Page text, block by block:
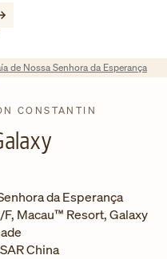
CONSTANTIN
da Esperança
Macau™ Resort, Galaxy
China
de Nossa Senhora da Esperança